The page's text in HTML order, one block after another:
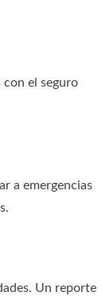
el seguro
a emergencias
Un reporte